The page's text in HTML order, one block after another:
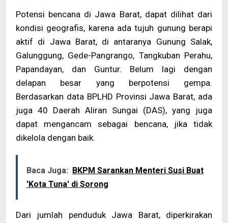
Potensi bencana di Jawa Barat, dapat dilihat dari
kondisi geografis, karena ada tujuh gunung berapi
aktif di Jawa Barat, di antaranya Gunung Salak,
Galunggung, Gede-Pangrango, Tangkuban Perahu,
Papandayan, dan Guntur. Belum lagi dengan
delapan besar yang berpotensi gempa.
Berdasarkan data BPLHD Provinsi Jawa Barat, ada
juga 40 Daerah Aliran Sungai (DAS), yang juga
dapat mengancam sebagai bencana, jika tidak
dikelola dengan baik.
Baca Juga: BKPM Sarankan Menteri Susi Buat
'Kota Tuna' di Sorong
Dari jumlah penduduk Jawa Barat, diperkirakan